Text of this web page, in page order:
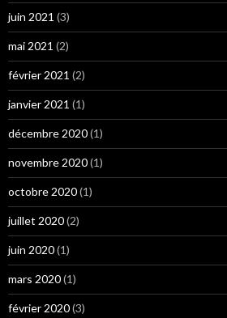
juin 2021 (3)
mai 2021 (2)
février 2021 (2)
janvier 2021 (1)
décembre 2020(1)
novembre 2020(1)
octobre 2020(1)
juillet 2020(2)
juin 2020(1)
mars 2020(1)
février 2020(3)